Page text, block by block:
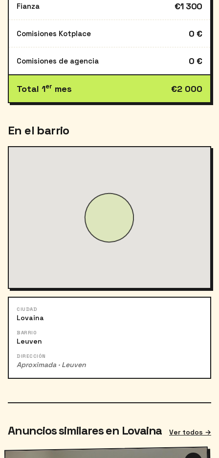
Fianza €1 300
Comisiones Kotplace 0 €
Comisiones de agencia 0 €
Total 1er mes €2 000
En el barrio
CIUDAD
Lovaina
BARRIO
Leuven
DIRECCIÓN
Aproximada · Leuven
Anuncios similares en Lovaina Ver todos →